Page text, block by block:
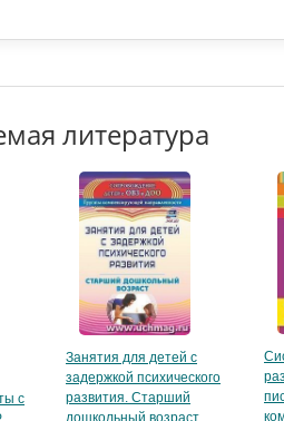
литература
с
Занятия для детей с
задержкой психического
развития. Старший
дошкольный возраст